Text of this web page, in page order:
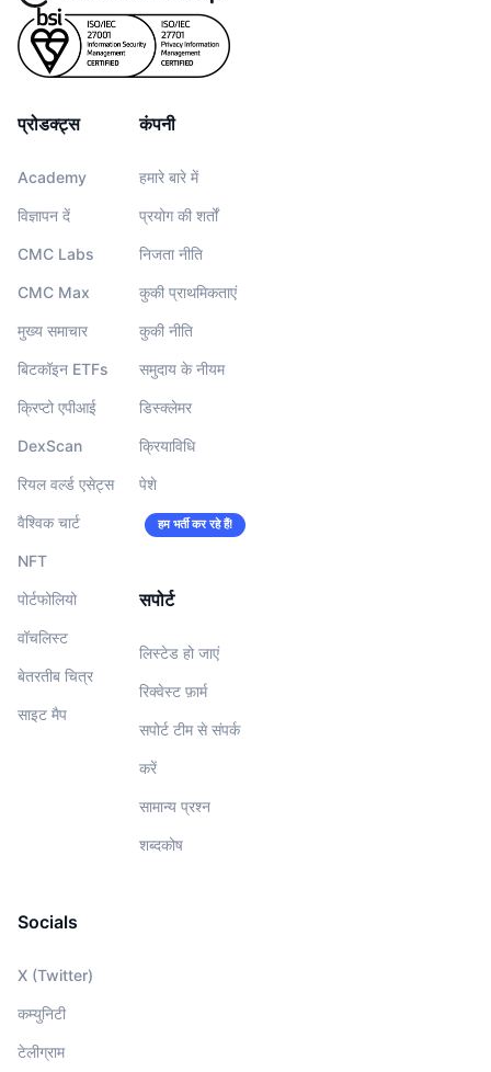
प्रोडक्ट्स
Academy
विज्ञापन दें
CMC Labs
CMC Max
मुख्य समाचार
बिटकॉइन ETFs
क्रिप्टो एपीआई
DexScan
रियल वर्ल्ड एसेट्स
वैश्विक चार्ट
NFT
पोर्टफोलियो
वॉचलिस्‍ट
बेतरतीब चित्र
साइट मैप
कंपनी
हमारे बारे में
प्रयोग की शर्तों
निजता नीति
कुकी प्राथमिकताएं
कुकी नीति
समुदाय के नीयम
डिस्क्लेमर
क्रियाविधि
पेशे
हम भर्ती कर रहे हैं!
सपोर्ट
लिस्टेड हो जाएं
रिक्वेस्ट फ़ार्म
सपोर्ट टीम से संपर्क
करें
सामान्य प्रश्न
शब्दकोष
Socials
X (Twitter)
कम्युनिटी
टेलीग्राम